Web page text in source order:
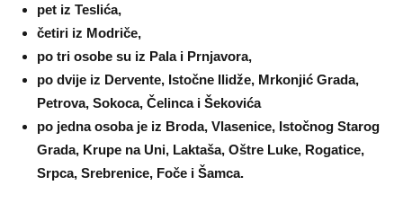
pet iz Teslića,
četiri iz Modriče,
po tri osobe su iz Pala i Prnjavora,
po dvije iz Dervente, Istočne Ilidže, Mrkonjić Grada,
Petrova, Sokoca, Čelinca i Šekovića
po jedna osoba je iz Broda, Vlasenice, Istočnog Starog
Grada, Krupe na Uni, Laktaša, Oštre Luke, Rogatice,
Srpca, Srebrenice, Foče i Šamca.